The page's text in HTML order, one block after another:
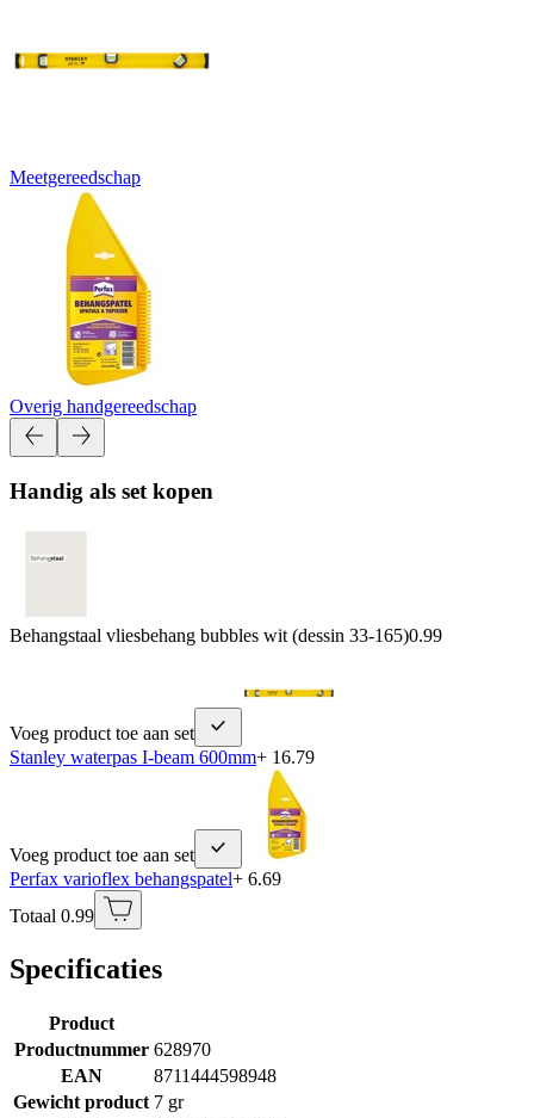
Meetgereedschap
Overig handgereedschap
Handig als set kopen
Behangstaal vliesbehang bubbles wit (dessin 33-165)0.99
Voeg product toe aan set
Stanley waterpas I-beam 600mm+ 16.79
Voeg product toe aan set
Perfax varioflex behangspatel+ 6.69
Totaal 0.99
Specificaties
Product
Productnummer 628970
EAN
8711444598948
Gewicht product 7 gr